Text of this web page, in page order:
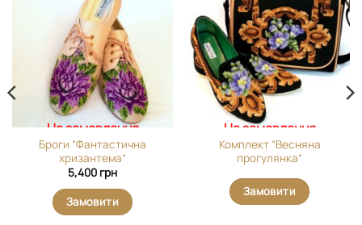
вибране
На замовлення
Броги “Фантастична
хризантема”
5,400 грн
Замовити
Додати
виріб у
вибране
На замовлення
Комплект “Весняна
прогулянка”
Замовити